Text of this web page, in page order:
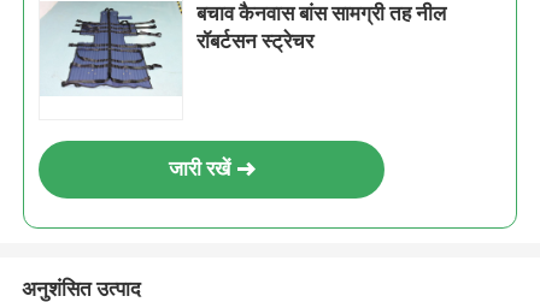
बचाव कैनवास बांस सामग्री तह नील
रॉबर्टसन स्ट्रेचर
जारी रखें
अनुशंसित उत्पाद